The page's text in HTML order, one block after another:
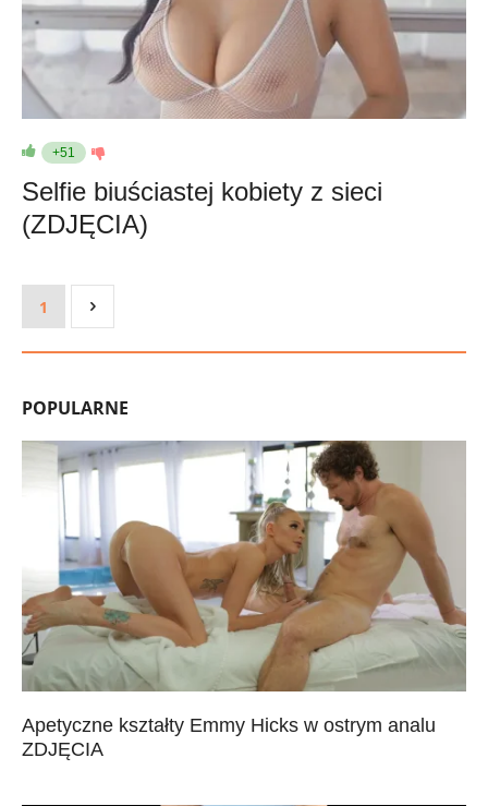
+51
Selfie biuściastej kobiety z sieci
(ZDJĘCIA)
1
POPULARNE
Apetyczne kształty Emmy Hicks w ostrym analu
ZDJĘCIA